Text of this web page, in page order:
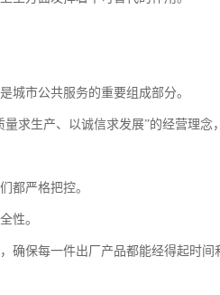
城市公共服务的重要组成部分。
求生产、以诚信求发展”的经营理
都严格把控。
性。
确保每一件出厂产品都能经得起时间